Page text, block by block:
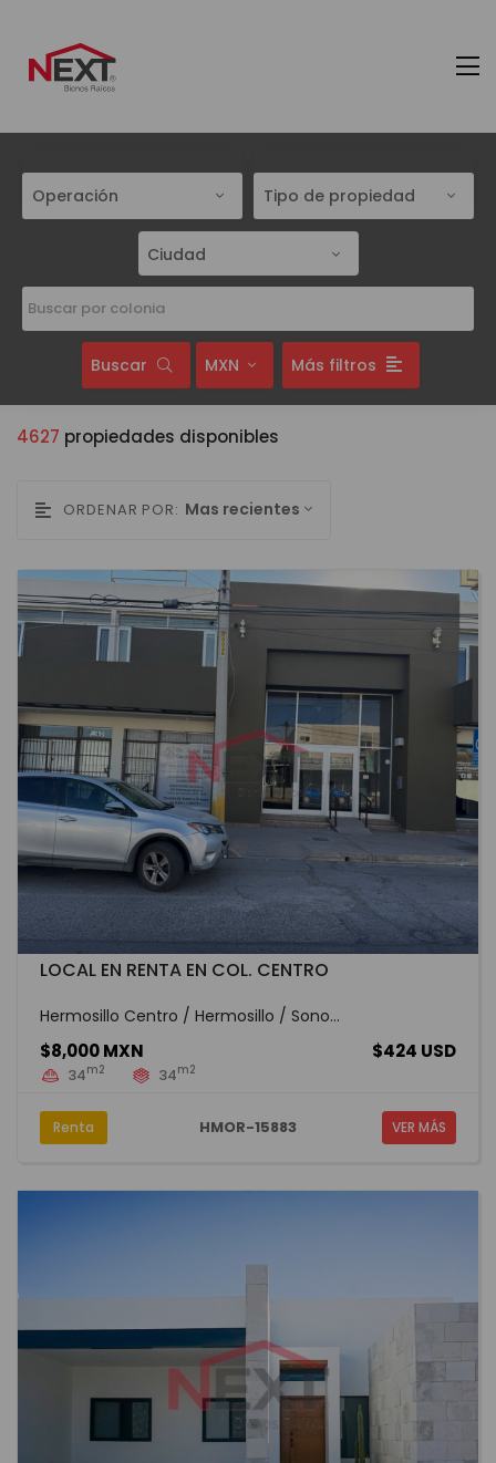
Operación Tipo de propiedad
Ciudad
Buscar MXN Más filtros
4627 propiedades disponibles
ORDENAR POR: Mas recientes
LOCAL EN RENTA EN COL. CENTRO
Hermosillo Centro / Hermosillo / Sono...
$8,000 MXN $424 USD
34m2 34m2
Renta HMOR-15883 VER MÁS